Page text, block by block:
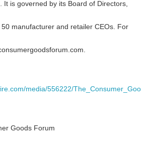
It is governed by its Board of Directors,
manufacturer and retailer CEOs. For
media/556222/The_Consumer_Goo
Goods Forum